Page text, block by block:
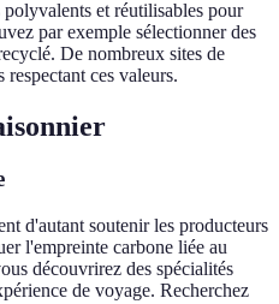
et réutilisables pour
par exemple sélectionner des
De nombreux sites de
ces valeurs.
d'autant soutenir les producteurs
l'empreinte carbone liée au
découvrirez des spécialités
de voyage. Recherchez